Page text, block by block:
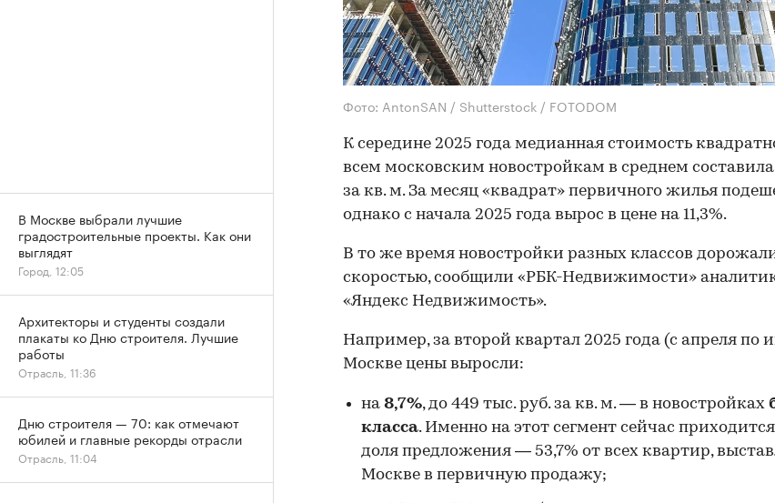
Фото: AntonSAN / Shutterstock / FOTODOM
К середине 2025 года медианная стоимость
всем московским новостройкам в среднем составила
за кв. м. За месяц «квадрат» первичного жилья
однако с начала 2025 года вырос в цене на 11,3%.
В то же время новостройки разных классов
скоростью, сообщили «РБК-Недвижимости»
«Яндекс Недвижимость».
Например, за второй квартал 2025 года (с апреля по
Москве цены выросли:
на 8,7%, до 449 тыс. руб. за кв. м. — в новостройках
класса. Именно на этот сегмент сейчас
доля предложения — 53,7% от всех квартир,
Москве в первичную продажу;
В Москве выбрали лучшие
градостроительные проекты. Как они
выглядят
Город, 12:05
Архитекторы и студенты создали
плакаты ко Дню строителя. Лучшие
работы
Отрасль, 11:36
Дню строителя — 70: как отмечают
юбилей и главные рекорды отрасли
Отрасль, 11:04